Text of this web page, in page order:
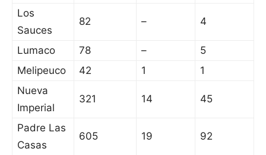
Los
Sauces
82 – 4
Lumaco 78 –
5
Melipeuco
42 1
1
Nueva
Imperial
321 14 45
Padre Las
Casas
605 19 92